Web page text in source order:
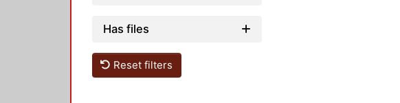
Has files
Reset filters